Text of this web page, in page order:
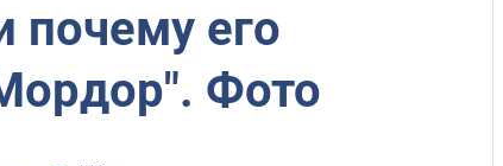
почему его
Фото